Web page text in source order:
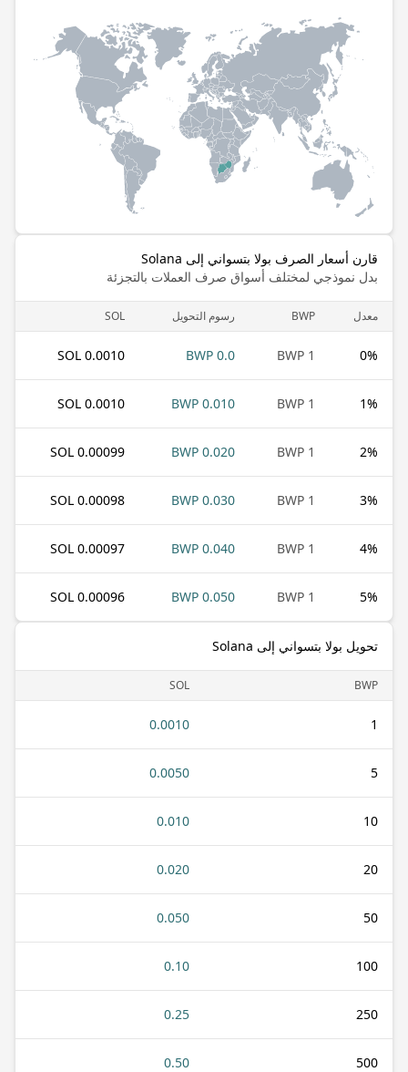
قارن أسعار الصرف بولا بتسواني إلى Solana
بدل نموذجي لمختلف أسواق صرف العملات بالتجزئة
معدل BWP رسوم التحويل SOL
0%
1 BWP
0.0 BWP
0.0010 SOL
1%
1 BWP
0.010 BWP
0.0010 SOL
2%
1 BWP
0.020 BWP
0.00099 SOL
3%
1 BWP
0.030 BWP
0.00098 SOL
4%
1 BWP
0.040 BWP
0.00097 SOL
5%
1 BWP
0.050 BWP
0.00096 SOL
تحويل بولا بتسواني إلى Solana
BWP
SOL
1
0.0010
5
0.0050
10
0.010
20
0.020
50
0.050
100
0.10
250
0.25
500
0.50